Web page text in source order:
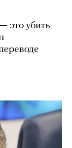
это убить